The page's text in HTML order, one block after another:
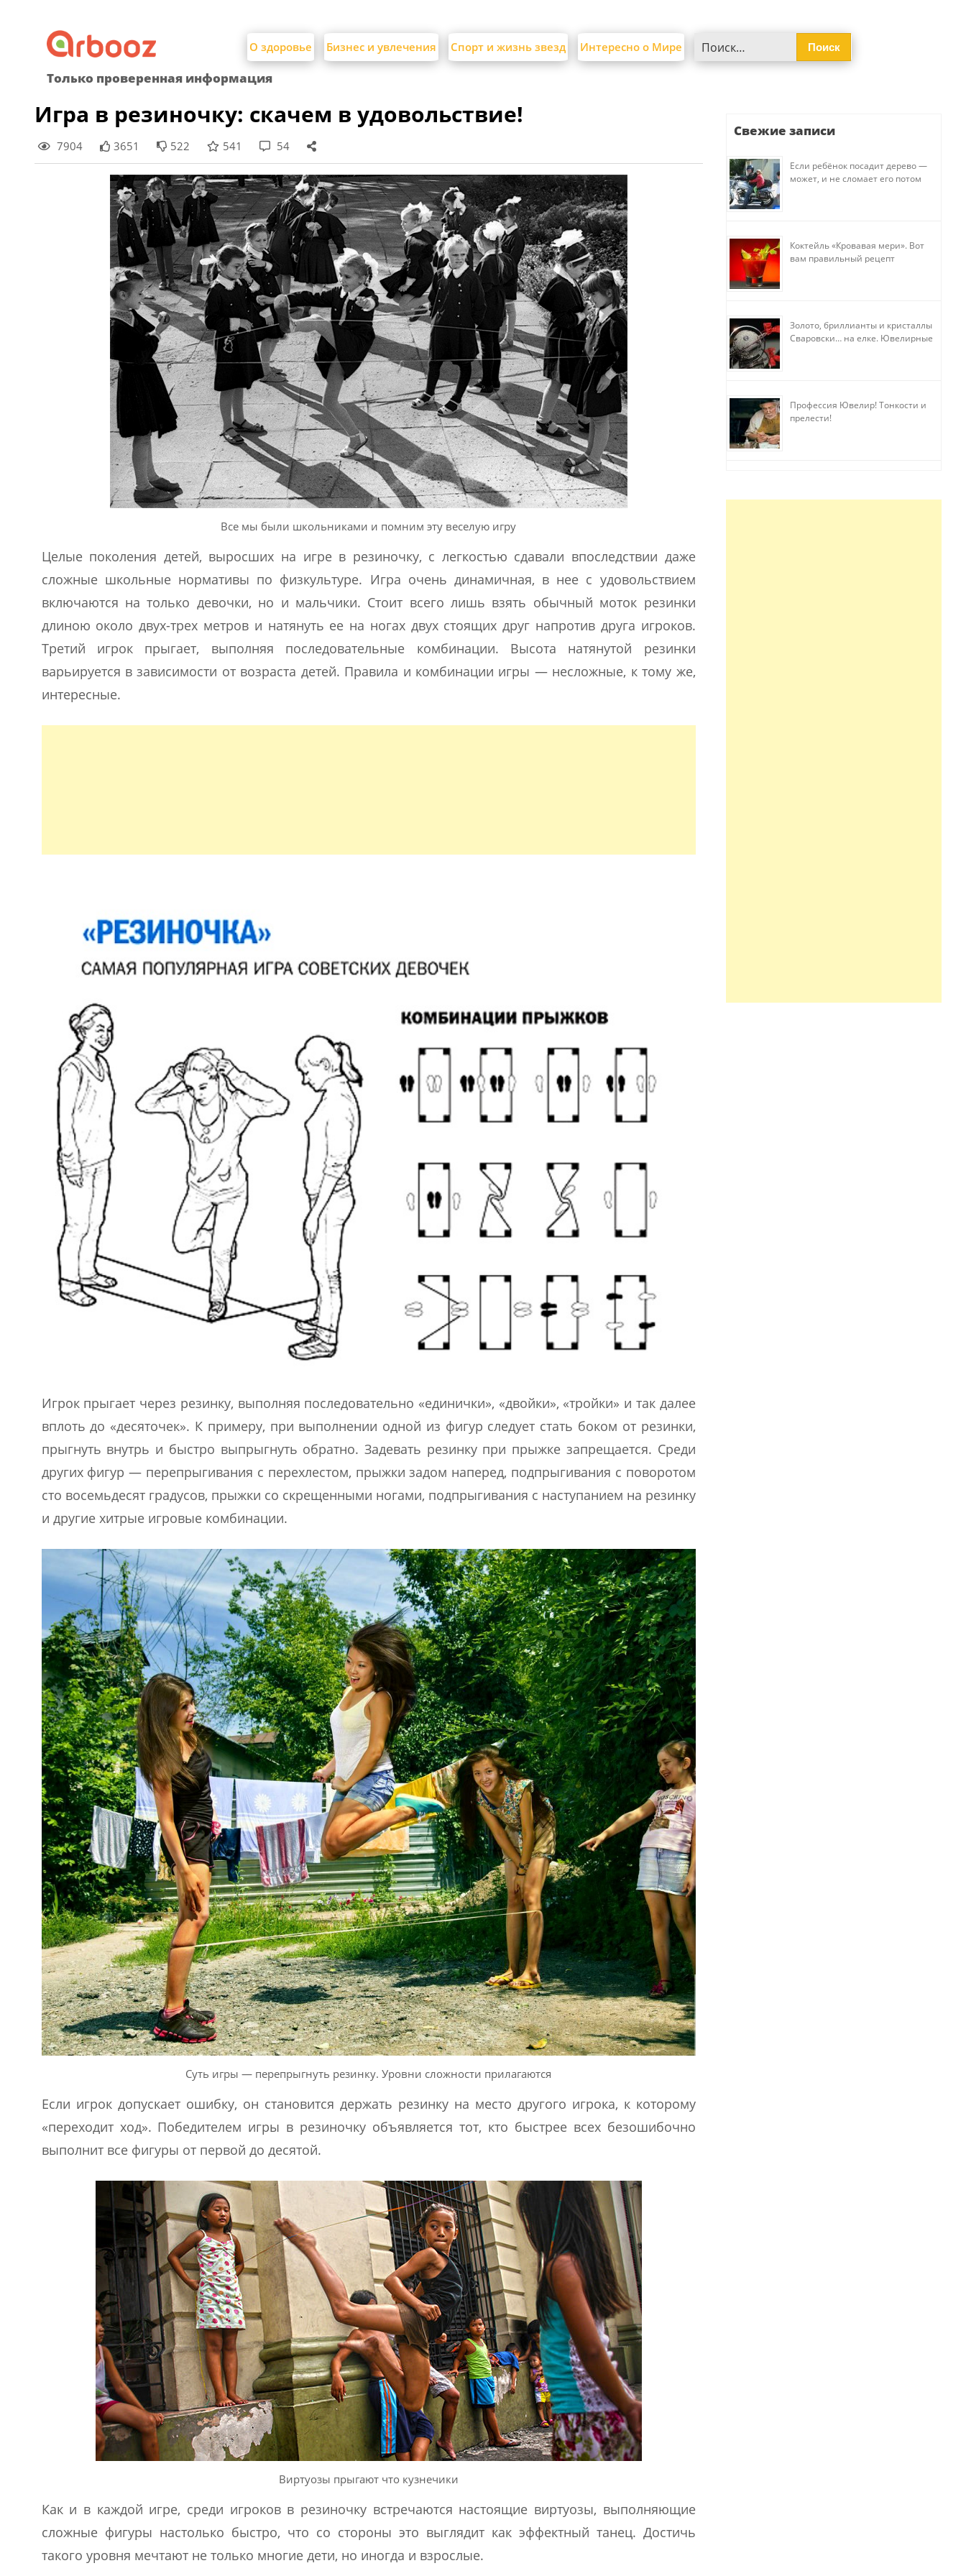
content
О здоровье Бизнес и увлечения Спорт и жизнь звезд Интересно о Мире
Только проверенная информация
Игра в резиночку: скачем в удовольствие!
7904 3651 522 541 54
Все мы были школьниками и помним эту веселую игру
Целые поколения детей, выросших на игре в резиночку, с легкостью сдавали впоследствии даже
сложные школьные нормативы по физкультуре. Игра очень динамичная, в нее с удовольствием
включаются на только девочки, но и мальчики. Стоит всего лишь взять обычный моток резинки
длиною около двух-трех метров и натянуть ее на ногах двух стоящих друг напротив друга игроков.
Третий игрок прыгает, выполняя последовательные комбинации. Высота натянутой резинки
варьируется в зависимости от возраста детей. Правила и комбинации игры — несложные, к тому же,
интересные.
Игрок прыгает через резинку, выполняя последовательно «единички», «двойки», «тройки» и так далее
вплоть до «десяточек». К примеру, при выполнении одной из фигур следует стать боком от резинки,
прыгнуть внутрь и быстро выпрыгнуть обратно. Задевать резинку при прыжке запрещается. Среди
других фигур — перепрыгивания с перехлестом, прыжки задом наперед, подпрыгивания с поворотом
сто восемьдесят градусов, прыжки со скрещенными ногами, подпрыгивания с наступанием на резинку
и другие хитрые игровые комбинации.
Суть игры — перепрыгнуть резинку. Уровни сложности прилагаются
Если игрок допускает ошибку, он становится держать резинку на место другого игрока, к которому
«переходит ход». Победителем игры в резиночку объявляется тот, кто быстрее всех безошибочно
выполнит все фигуры от первой до десятой.
Виртуозы прыгают что кузнечики
Как и в каждой игре, среди игроков в резиночку встречаются настоящие виртуозы, выполняющие
сложные фигуры настолько быстро, что со стороны это выглядит как эффектный танец. Достичь
такого уровня мечтают не только многие дети, но иногда и взрослые.
Свежие записи
Если ребёнок посадит дерево —
может, и не сломает его потом
Коктейль «Кровавая мери». Вот
вам правильный рецепт
Золото, бриллианты и кристаллы
Сваровски… на елке. Ювелирные
Профессия Ювелир! Тонкости и
прелести!